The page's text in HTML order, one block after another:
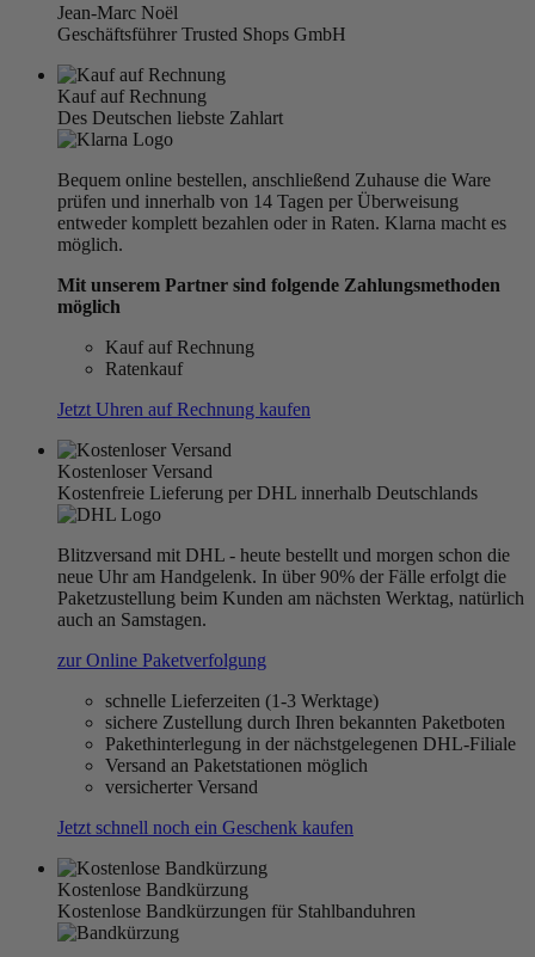
Jean-Marc Noël
Geschäftsführer Trusted Shops GmbH
Kauf auf Rechnung
Des Deutschen liebste Zahlart
Bequem online bestellen, anschließend Zuhause die Ware
prüfen und innerhalb von 14 Tagen per Überweisung
entweder komplett bezahlen oder in Raten. Klarna macht es
möglich.
Mit unserem Partner sind folgende Zahlungsmethoden
möglich
Kauf auf Rechnung
Ratenkauf
Jetzt Uhren auf Rechnung kaufen
Kostenloser Versand
Kostenfreie Lieferung per DHL innerhalb Deutschlands
Blitzversand mit DHL - heute bestellt und morgen schon die
neue Uhr am Handgelenk. In über 90% der Fälle erfolgt die
Paketzustellung beim Kunden am nächsten Werktag, natürlich
auch an Samstagen.
zur Online Paketverfolgung
schnelle Lieferzeiten (1-3 Werktage)
sichere Zustellung durch Ihren bekannten Paketboten
Pakethinterlegung in der nächstgelegenen DHL-Filiale
Versand an Paketstationen möglich
versicherter Versand
Jetzt schnell noch ein Geschenk kaufen
Kostenlose Bandkürzung
Kostenlose Bandkürzungen für Stahlbanduhren